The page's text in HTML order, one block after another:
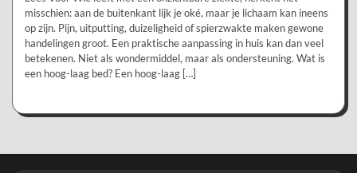
misschien: aan de buitenkant lijk je oké, maar je lichaam kan ineens
op zijn. Pijn, uitputting, duizeligheid of spierzwakte maken gewone
handelingen groot. Een praktische aanpassing in huis kan dan veel
betekenen. Niet als wondermiddel, maar als ondersteuning. Wat is
een hoog-laag bed? Een hoog-laag […]